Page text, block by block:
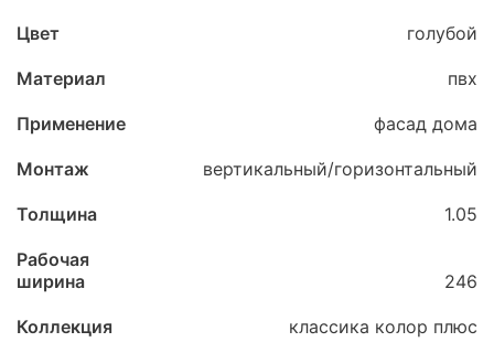
Цвет голубой
Материал пвх
Применение фасад дома
Монтаж вертикальный/горизонтальный
Толщина 1.05
Рабочая
ширина
246
Коллекция классика колор плюс